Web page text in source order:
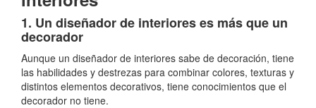
1. Un diseñador de interiores es más que un
decorador
Aunque un diseñador de interiores sabe de decoración, tiene
las habilidades y destrezas para combinar colores, texturas y
distintos elementos decorativos, tiene conocimientos que el
decorador no tiene.